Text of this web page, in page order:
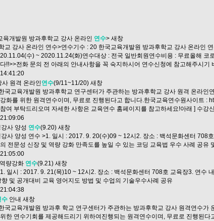
개발원 방과후학교 강사 온라인 연수> 새창
교 강사 온라인 연수>연수기수 : 20 한국교육개발원 방과후학교 강사 온라인
수) ~ 2020.11.24(화)연수대상 : 전국 일반회원연수비용 : 무료올해 코
!!>>전화 문의 전 아래의 안내사항을 꼭 숙지하시어 연수신청에 참고해주시기
원격 온라인연수(9/11~11/20) 새창
국교육개발원 방과후학교 연구센터가 주관하는 방과후학교 강사 원격 온라인
화를 위한 원격연수이며, 무료로 진행된다고 합니다.한국교육연수원사이트 :
여 부탁드리오며 자세한 사항은 교육연수 홈페이지를 참고하세요!아래 ] 수강
사 양성 연수(9.20) 새창
사 양성 연수 >1. 일시 : 2017. 9. 20(수)09 ~ 12시2. 장소 : 백석문화센터 708
전문성 신장 및 역량 강화 만족도를 높일 수 있는 코딩 교육법 우수 사례 공유
량강화 연수(9.21) 새창
일시 : 2017. 9. 21(목)10 ~ 12시2. 장소 : 백석문화센터 708호 교육장3. 연수
및 공개대비 교육 영어지도 방법 및 수업의 기술우수사례 공유
수 안내 새창
국교육개발원 방과후 학교 연구센터가 주관하는 방과후학교 강사 원격연수가
한 연수기회를 제공해드리기 위하여진행되는 원격연수이며, 무료로 진행된